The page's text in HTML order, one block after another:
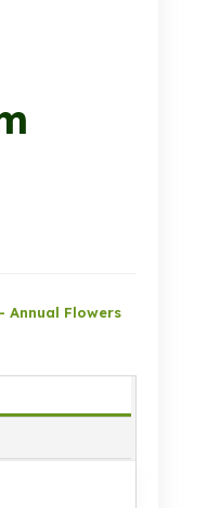
Annual Flowers